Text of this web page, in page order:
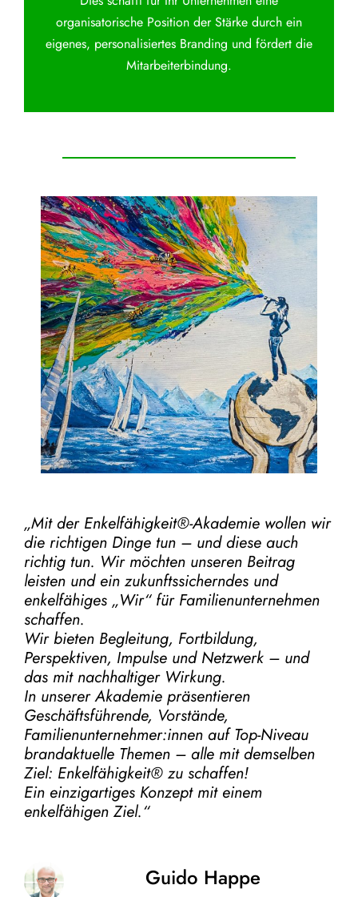
organisatorische Position der Stärke durch ein
eigenes, personalisiertes Branding und fördert die
Mitarbeiterbindung.
„Mit der Enkelfähigkeit®-Akademiewollen wir
die richtigen Dinge tun – und diese auch
richtig tun. Wir möchten unseren Beitrag
leisten und ein zukunftssicherndes und
enkelfähiges „Wir“ für Familienunternehmen
schaffen.
Wir bieten Begleitung, Fortbildung,
Perspektiven, Impulse und Netzwerk – und
das mit nachhaltiger Wirkung.
In unserer Akademie präsentieren
Geschäftsführende, Vorstände,
Familienunternehmer:innen auf Top-Niveau
brandaktuelle Themen – alle mit demselben
Ziel: Enkelfähigkeit® zu schaffen!
Ein einzigartiges Konzept mit einem
enkelfähigen Ziel.“
Guido Happe